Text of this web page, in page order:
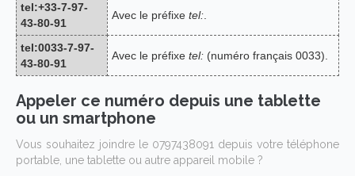
tel:+33-7-97-
43-80-91
Avec le préfixe tel:
tel:0033-7-97-
43-80-91
Avec le préfixe tel: (numéro français 0033).
Appeler ce numéro depuis une tablette
ou un smartphone
Vous souhaitez joindre le 0797438091 depuis votre téléphone
portable, une tablette ou autre appareil mobile ?